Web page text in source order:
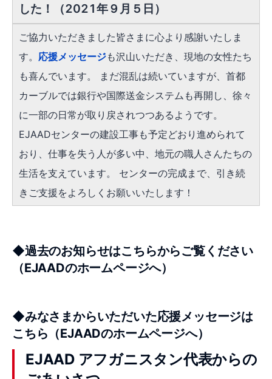
した！（2021年９月５日）
ご協力いただきました皆さまに心より感謝いたしま
す。 応援メッセージも沢山いただき、現地の女性たち
も喜んでいます。 まだ混乱は続いていますが、首都
カーブルでは銀行や国際送金システムも再開し、徐々
に一部の日常が取り戻されつつあるようです。
EJAADセンターの建設工事も予定どおり進められて
おり、仕事を失う人が多い中、地元の職人さんたちの
生活を支えています。 センターの完成まで、引き続
きご支援をよろしくお願いいたします！
◆過去のお知らせはこちらからご覧ください
（EJAADのホームページへ）
◆みなさまからいただいた応援メッセージは
こちら （EJAADのホームページへ）
EJAAD アフガニスタン代表からの